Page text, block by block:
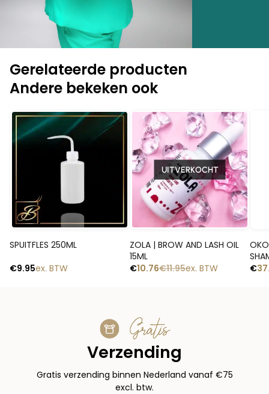
Gerelateerde producten
Andere bekeken ook
SPUITFLES 250ML
€9.95ex. BTW
-10%
UITVERKOCHT
ZOLA | BROW AND LASH OIL
15ML
€11.95
€10.76 ex. BTW
€
Gratis
Verzending
Gratis verzending binnen Nederland vanaf €75
excl. btw.